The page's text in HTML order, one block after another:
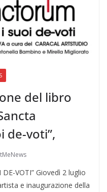
del libro
de-voti”,
DE-VOTI” Giovedì 2 luglio
e inaugurazione della